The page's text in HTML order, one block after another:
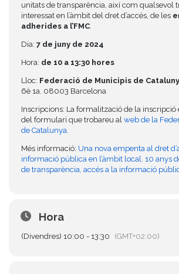
unitats de transparència, així com qualsevol
interessat en l’àmbit del dret d’accés, de les
adherides a l’FMC.
Dia: 7 de juny de 2024
Hora: de 10 a 13:30 hores
Lloc: Federació de Municipis de
6è 1a. 08003 Barcelona
Inscripcions: La formalització de la inscripció
del formulari que trobareu al web de la
de Catalunya.
Més informació: Una nova empenta al dret
informació pública en l’àmbit local. 10 anys
de transparència, accés a la informació
Hora
(Divendres) 10:00 - 13:30 (GMT+02:00)